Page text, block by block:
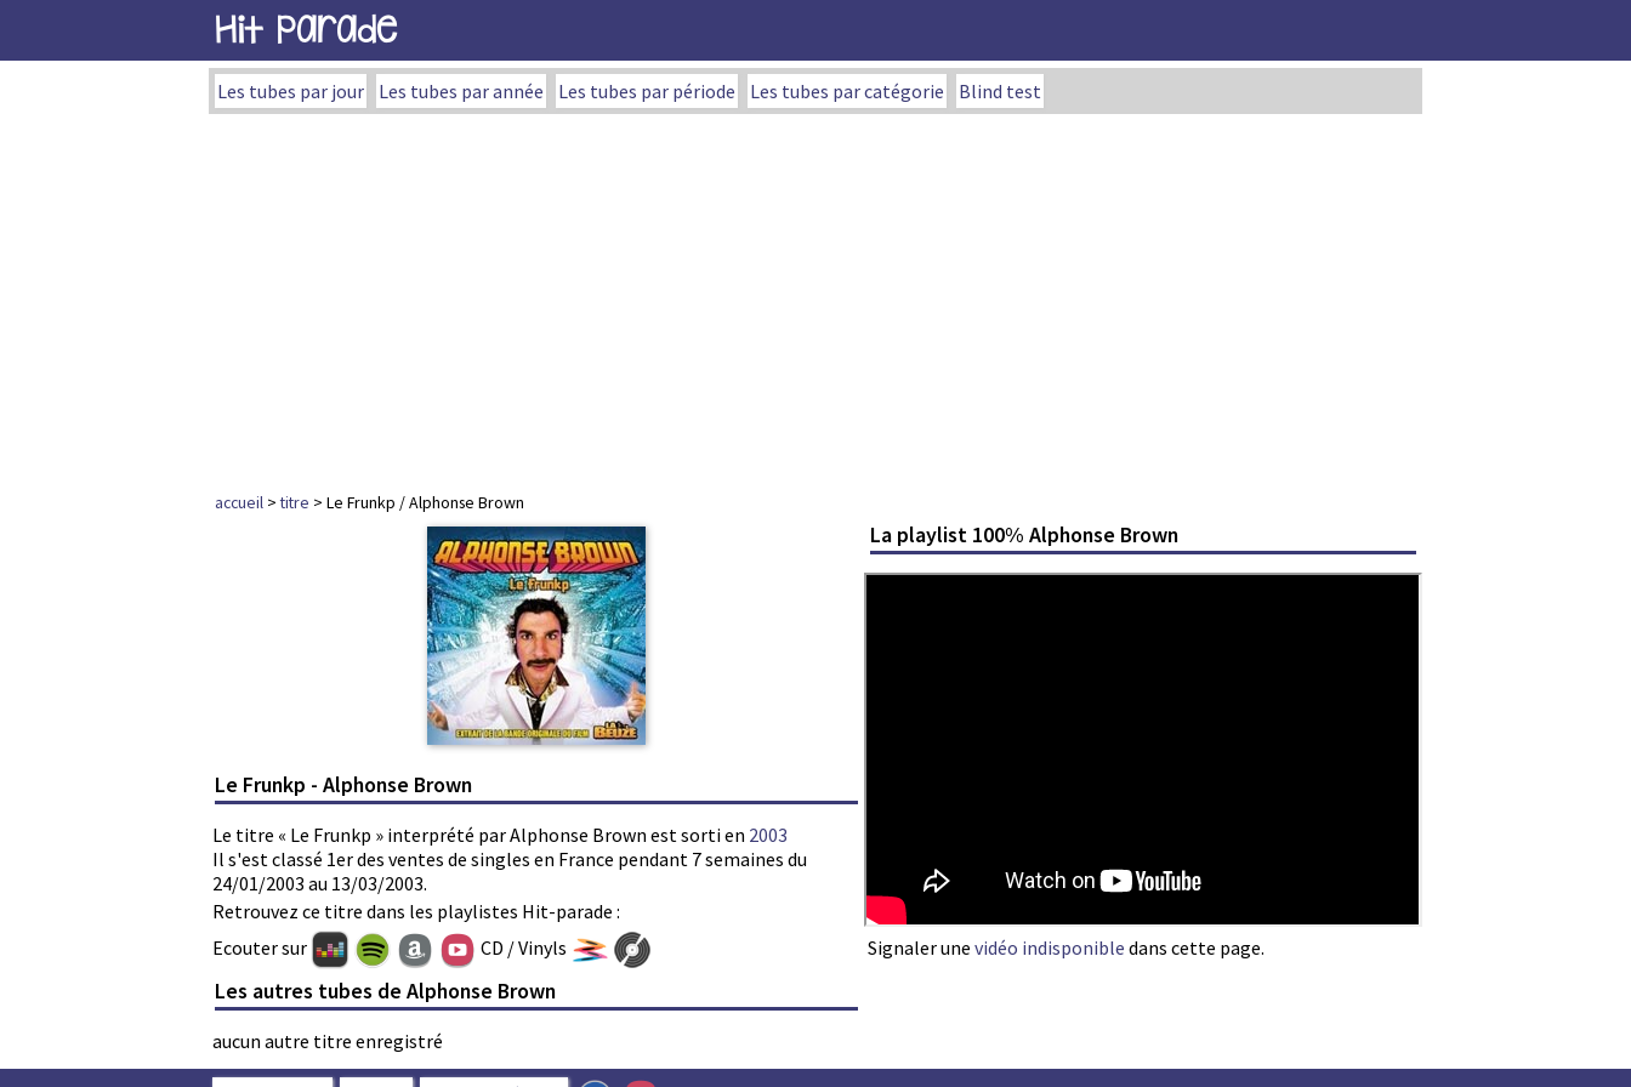
Hit Parade
Les tubes par jour Les tubes par année Les tubes par période Les tubes par catégorie Blind test
accueil >titre > Le Frunkp / Alphonse Brown
Le Frunkp - Alphonse Brown
Le titre « Le Frunkp » interprété par Alphonse Brown est sorti en 2003
Il s'est classé 1er des ventes de singles en France pendant 7 semaines du
24/01/2003 au 13/03/2003.
Retrouvez ce titre dans les playlistes Hit-parade :
La playlist 100% Alphonse Brown
Signaler une vidéo indisponible dans cette page.
Ecouter sur CD / Vinyls
Les autres tubes de Alphonse Brown
aucun autre titre enregistré